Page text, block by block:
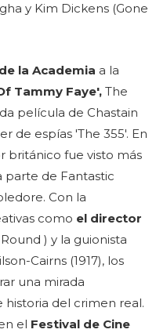
y Kim Dickens (Gone
la Academia a la
Tammy Faye', The
película de Chastain
de espías 'The 355'. En
británico fue visto más
de Fantastic
Con la
como el director
) y la guionista
Cairns (1917), los
una mirada
del crimen real.
el Festival de Cine